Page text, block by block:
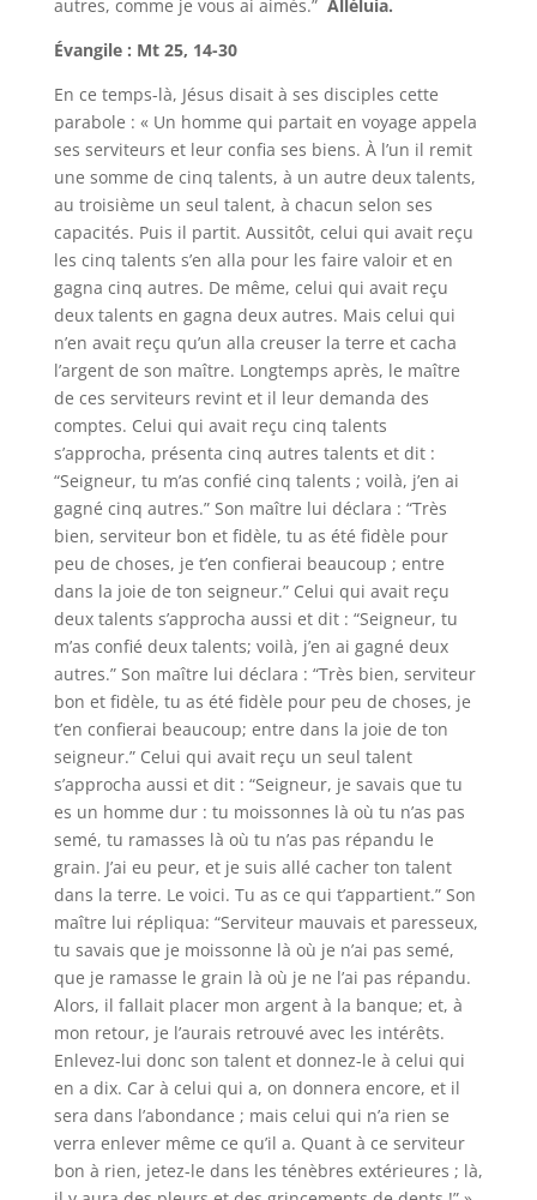
autres, comme je vous ai aimés.”Alléluia.
Évangile : Mt 25, 14-30
En ce temps-là, Jésus disait à ses disciples cette
parabole : « Un homme qui partait en voyage appela
ses serviteurs et leur confia ses biens. À l’un il remit
une somme de cinq talents, à un autre deux talents,
au troisième un seul talent, à chacun selon ses
capacités. Puis il partit. Aussitôt, celui qui avait reçu
les cinq talents s’en alla pour les faire valoir et en
gagna cinq autres. De même, celui qui avait reçu
deux talents en gagna deux autres. Mais celui qui
n’en avait reçu qu’un alla creuser la terre et cacha
l’argent de son maître. Longtemps après, le maître
de ces serviteurs revint et il leur demanda des
comptes. Celui qui avait reçu cinq talents
s’approcha, présenta cinq autres talents et dit :
“Seigneur, tu m’as confié cinq talents ; voilà, j’en ai
gagné cinq autres.” Son maître lui déclara : “Très
bien, serviteur bon et fidèle, tu as été fidèle pour
peu de choses, je t’en confierai beaucoup ; entre
dans la joie de ton seigneur.” Celui qui avait reçu
deux talents s’approcha aussi et dit : “Seigneur, tu
m’as confié deux talents; voilà, j’en ai gagné deux
autres.” Son maître lui déclara : “Très bien, serviteur
bon et fidèle, tu as été fidèle pour peu de choses, je
t’en confierai beaucoup; entre dans la joie de ton
seigneur.” Celui qui avait reçu un seul talent
s’approcha aussi et dit : “Seigneur, je savais que tu
es un homme dur : tu moissonnes là où tu n’as pas
semé, tu ramasses là où tu n’as pas répandu le
grain. J’ai eu peur, et je suis allé cacher ton talent
dans la terre. Le voici. Tu as ce qui t’appartient.” Son
maître lui répliqua: “Serviteur mauvais et paresseux,
tu savais que je moissonne là où je n’ai pas semé,
que je ramasse le grain là où je ne l’ai pas répandu.
Alors, il fallait placer mon argent à la banque; et, à
mon retour, je l’aurais retrouvé avec les intérêts.
Enlevez-lui donc son talent et donnez-le à celui qui
en a dix. Car à celui qui a, on donnera encore, et il
sera dans l’abondance ; mais celui qui n’a rien se
verra enlever même ce qu’il a. Quant à ce serviteur
bon à rien, jetez-le dans les ténèbres extérieures ; là,